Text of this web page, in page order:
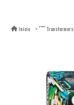
Inicio Transformers